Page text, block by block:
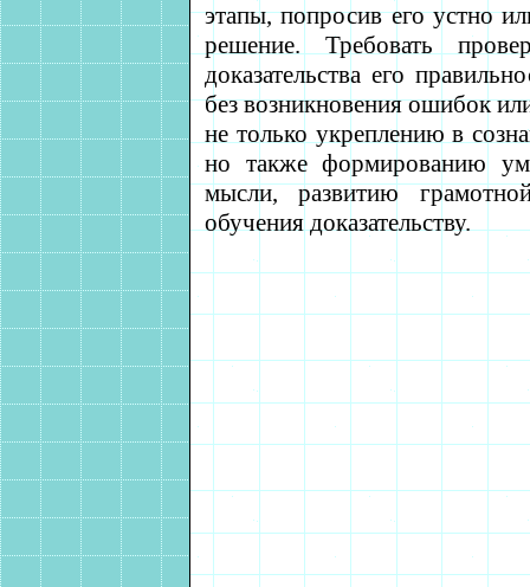
этапы, попросив его устно
решение. Требовать
доказательства его
без возникновения ошибок
не только укреплению в
но также формированию
мысли, развитию
обучения доказательству.